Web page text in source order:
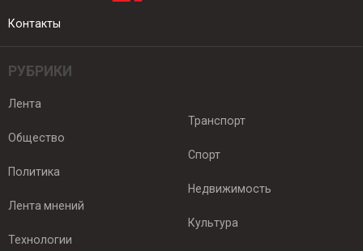
Контакты
РУБРИКИ
Лента
Общество
Политика
Лента мнений
Технологии
Транспорт
Спорт
Недвижимость
Культура